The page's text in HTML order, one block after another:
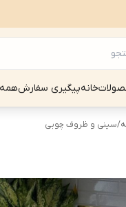
خانهپیگیری سفارش
/سینی و ظروف چوبی